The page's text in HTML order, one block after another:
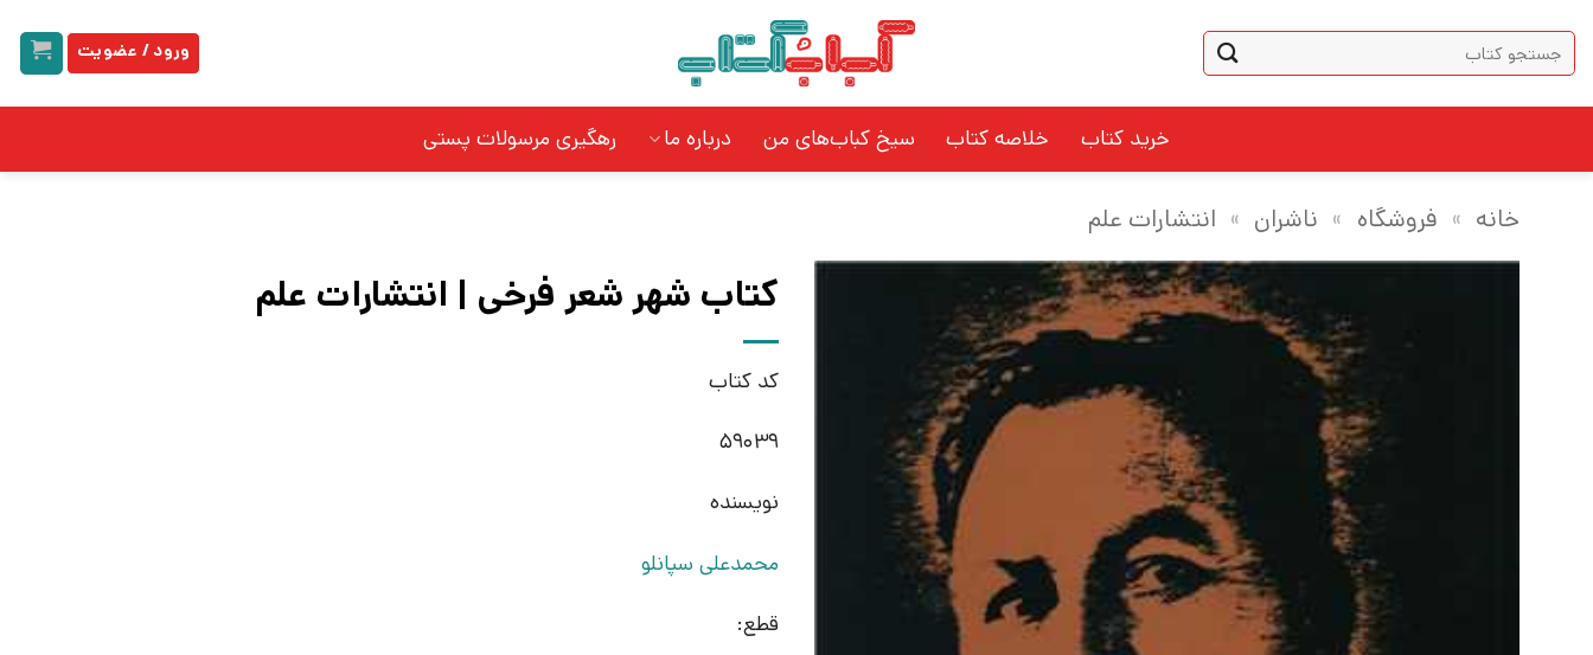
content
جستجو
برای:
ورود / عضویت
خرید کتاب خلاصه کتاب سیخ کباب‌های من درباره ما رهگیری مرسولات پستی
خانه » فروشگاه » ناشران » انتشارات علم
کتاب شهر شعر فرخی | انتشارات علم
کد کتاب
59039
نویسنده
محمدعلی سپانلو
قطع: